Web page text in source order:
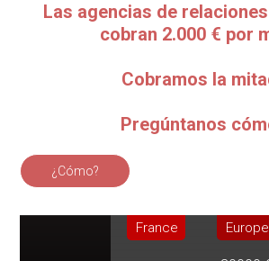
Las agencias de
cobran 2.000 € por
Cobramos la
Pregúntanos
¿Cómo?
France Europe